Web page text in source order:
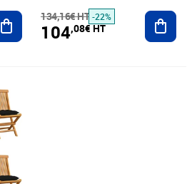
Ajouter au panier
134,16€ HT -22%
104,08€ HT